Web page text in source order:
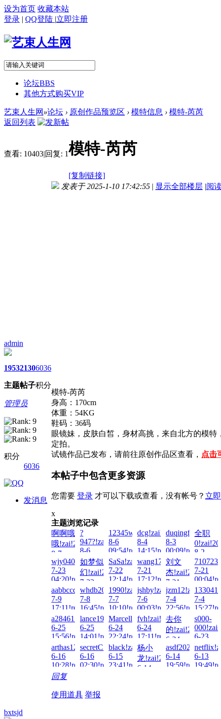
设为首页 收藏本站
登录 | QQ登陆 |立即注册
论坛BBS
其他方式购买VIP
艺束人生网 »论坛 › 原创作品预览区 › 模特信息 › 模特-芮芮
返回列表
查看: 10403|回复: 1模特-芮芮
[复制链接]
admin
1953
主题
2130
帖子
6036
积分
管理员
积分
6036
发消息
发表于 2025-1-10 17:42:55 | 显示全部楼层 |阅
模特-芮芮
身高：170cm
体重：54KG
鞋码：36码
眼镜妹，皮肤白皙，身材高挑，来自北方的模
定拍。
试镜作品已发布，请前往原创作品区查看， 点击
本帖子中包含更多资源
您需要 登录 才可以下载或查看，没有帐号？ 立
x
主题浏览记录
啊啊哦
哦!zai!2026-
8-7
04:54!read!
?
947?!zai!2026-
8-6
22:21!read!
12345wto!zai!2026-
8-6
09:54!read!
dcg!zai!2026-
8-4
14:15!read!
8-3
00:09!read!
全职
8-2
wjy040823!zai!2026-
7-23
04:20!read!
如梦似
幻!zai!2026-
7-22
15:02!read!
SaSa!zai!2026-
7-22
12:14!read!
wang172@!zai!2026-
7-21
17:12!read!
刘文
杰!zai!2026-
7-21
15:03!read!
7-21
aabbccdd!zai!2026-
7-9
17:11!read!
whdb2000!zai!2026-
7-8
16:45!read!
1990!zai!2026-
7-7
10:10!read!
jshby!zai!2026-
7-6
00:03!read!
jzm12!zai!2026-
7-4
22:56!read!
7-4
a28461533!zai!2026-
6-25
15:56!read!
lance1996!zai!2026-
6-25
14:01!read!
Marcellis!zai!2026-
6-24
22:24!read!
fvh!zai!2026-
6-24
17:11!read!
去你
的!zai!2026-
6-24
16:16!read!
s000-
6-23
arthas123456!zai!2026-
6-16
10:28!read!
secretC!zai!2026-
6-16
02:30!read!
black!zai!2026-
6-15
23:41!read!
杨小
龙!zai!2026-
6-14
6-14
19:59!read!
6-13
回复
使用道具 举报
bxtsjd